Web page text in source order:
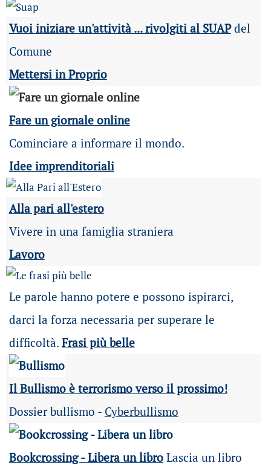
Vuoi iniziare un'attività ... rivolgiti al SUAPdel
Comune
Mettersi in Proprio
Fare un giornale online
Cominciare a informare il mondo.
Idee imprenditoriali
Alla pari all'estero
Vivere in una famiglia straniera
Lavoro
Le parole hanno potere e possono ispirarci,
darci la forza necessaria per superare le
difficoltà. Frasi più belle
Il Bullismo è terrorismo verso il prossimo!
Dossier bullismo - Cyberbullismo
Bookcrossing - Libera un libroLascia un libro